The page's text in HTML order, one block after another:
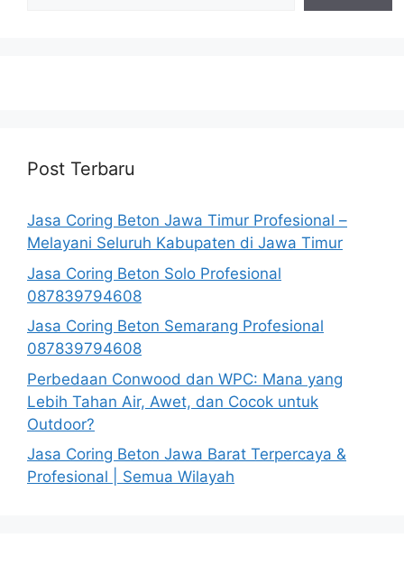
Post Terbaru
Jasa Coring Beton Jawa Timur Profesional –
Melayani Seluruh Kabupaten di Jawa Timur
Jasa Coring Beton Solo Profesional
087839794608
Jasa Coring Beton Semarang Profesional
087839794608
Perbedaan Conwood dan WPC: Mana yang
Lebih Tahan Air, Awet, dan Cocok untuk
Outdoor?
Jasa Coring Beton Jawa Barat Terpercaya &
Profesional | Semua Wilayah